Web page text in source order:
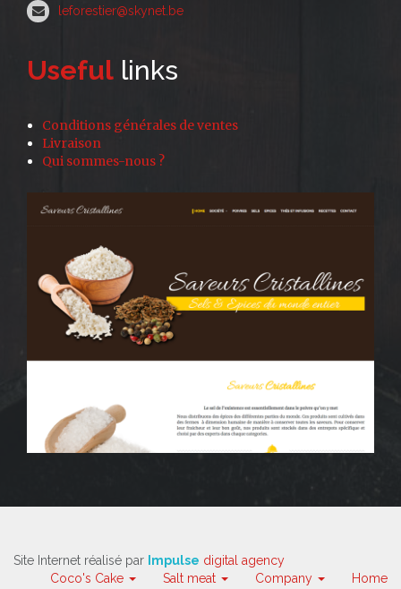
leforestier@skynet.be
Useful links
Conditions générales de ventes
Livraison
Qui sommes-nous ?
Site Internet réalisé par Impulse digital agency
Home
Company
Salt meat
Coco's Cake